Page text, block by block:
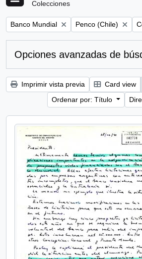
Colecciones
Remove filter:
Banco Mundial Remove filter:
Penco (Chile)
Opciones avanzadas de
Imprimir vista previa Card view
Ordenar por: Título